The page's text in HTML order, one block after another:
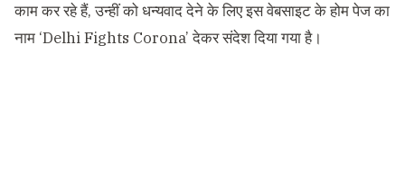
काम कर रहे हैं, उन्हीं को धन्यवाद देने के लिए इस वेबसाइट के होम पेज का
नाम ‘Delhi Fights Corona’ देकर संदेश दिया गया है।